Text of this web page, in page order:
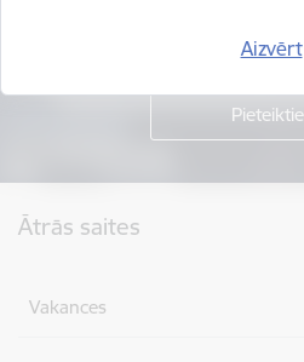
Aizvērt
Ātrās saites
Vakances